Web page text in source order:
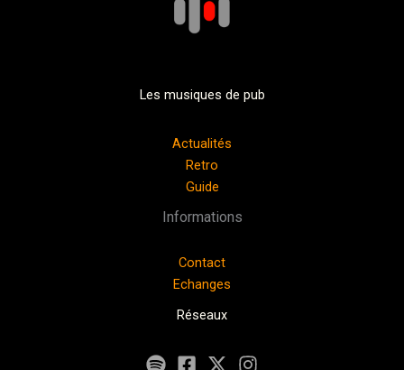
Les musiques de pub
Actualités
Retro
Guide
Informations
Contact
Echanges
Réseaux